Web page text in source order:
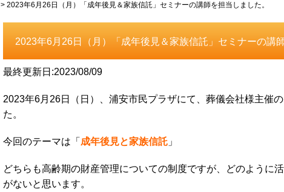
> 2023年6月26日（月）「成年後見＆家族信託」セミナーの講師を担当しました。
2023年6月26日（月）「成年後見＆家族信託」セミナーの講
最終更新日:2023/08/09
2023年6月26日（日）、浦安市民プラザにて、葬儀会社様主催
た。
今回のテーマは「 成年後見と家族信託 」
どちらも高齢期の財産管理についての制度ですが、どのように
がないと思います。